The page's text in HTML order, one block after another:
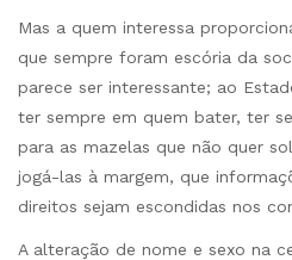
Mas a quem interessa
que sempre foram escória da
parece ser interessante; ao
ter sempre em quem bater, ter
para as mazelas que não quer
jogá-las à margem, que
direitos sejam escondidas nos
A alteração de nome e sexo na